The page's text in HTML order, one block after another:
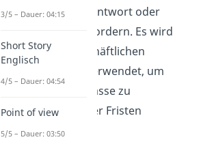
eine schnelle Antwort oder
Handlung zu fordern. Es wird
häufig in geschäftlichen
Gesprächen verwendet, um
zeitliche Engpässe zu
vermeiden oder Fristen
einzuhalten.
3/5 – Dauer: 04:15
Short Story
Englisch
4/5 – Dauer: 04:54
Point of view
5/5 – Dauer: 03:50